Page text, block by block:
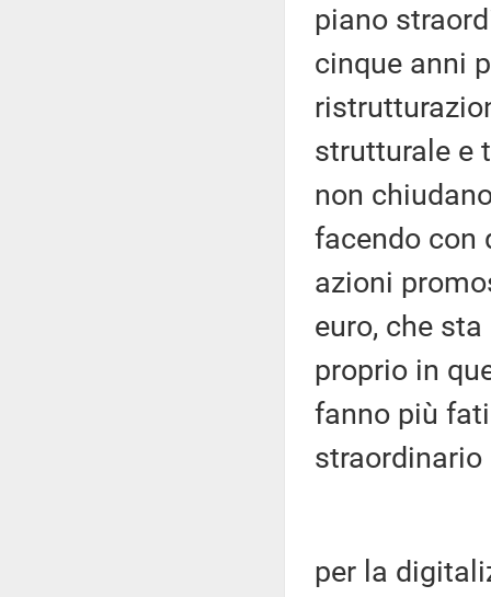
piano
cinque anni
strutturale e
non
facendo con
azioni
euro, che
proprio in
fanno più
straordinario
per la